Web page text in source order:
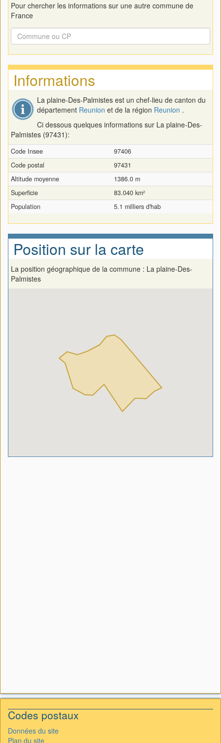
Pour chercher les informations sur une autre commune de
France
Informations
La plaine-Des-Palmistes est un chef-lieu de canton du
département Reunion et de la région Reunion .
Ci dessous quelques informations sur La plaine-Des-
Palmistes (97431):
Code Insee
97406
Code postal
97431
Altitude moyenne
1386.0 m
Superficie
83.040 km²
Population
5.1 milliers d'hab
Position sur la carte
La position géographique de la commune : La plaine-Des-
Palmistes
Codes postaux
Données du site
Plan du site